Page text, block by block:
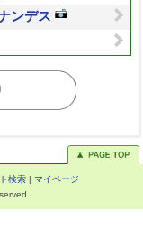
ンデス
検索| マイページ